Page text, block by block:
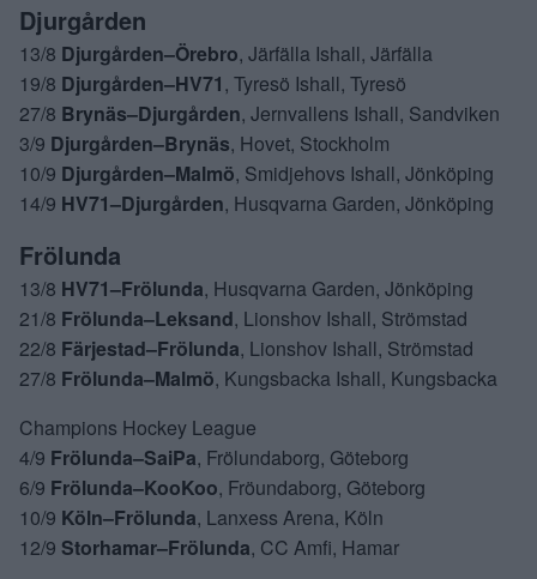
Djurgården
13/8 Djurgården–Örebro, Järfälla Ishall, Järfälla
19/8 Djurgården–HV71, Tyresö Ishall, Tyresö
27/8 Brynäs–Djurgården, Jernvallens Ishall, Sandviken
3/9 Djurgården–Brynäs, Hovet, Stockholm
10/9 Djurgården–Malmö, Smidjehovs Ishall, Jönköping
14/9 HV71–Djurgården, Husqvarna Garden, Jönköping
Frölunda
13/8 HV71–Frölunda, Husqvarna Garden, Jönköping
21/8 Frölunda–Leksand, Lionshov Ishall, Strömstad
22/8 Färjestad–Frölunda, Lionshov Ishall, Strömstad
27/8 Frölunda–Malmö, Kungsbacka Ishall, Kungsbacka
Champions Hockey League
4/9 Frölunda–SaiPa, Frölundaborg, Göteborg
6/9 Frölunda–KooKoo, Fröundaborg, Göteborg
10/9 Köln–Frölunda, Lanxess Arena, Köln
12/9 Storhamar–Frölunda, CC Amfi, Hamar